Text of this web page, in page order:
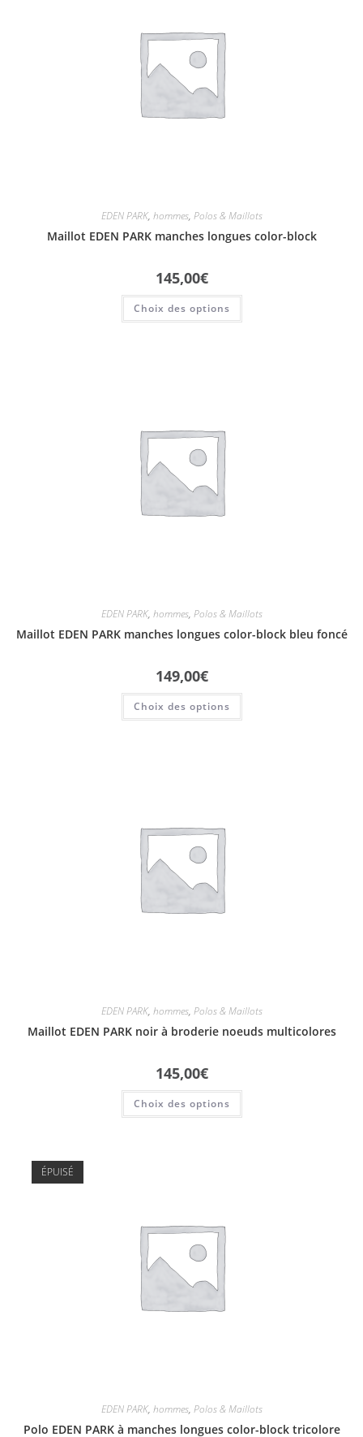
EDEN PARK, hommes, Polos & Maillots
Maillot EDEN PARK manches longues color-block
145,00€
Choix des options
EDEN PARK, hommes, Polos & Maillots
Maillot EDEN PARK manches longues color-block bleu foncé
149,00€
Choix des options
EDEN PARK, hommes, Polos & Maillots
Maillot EDEN PARK noir à broderie noeuds multicolores
145,00€
Choix des options
ÉPUISÉ
EDEN PARK, hommes, Polos & Maillots
Polo EDEN PARK à manches longues color-block tricolore